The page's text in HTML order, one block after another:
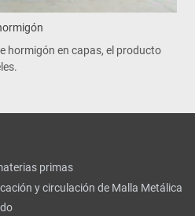
hormigón en capas, el producto
primas
y circulación de Malla Metálica